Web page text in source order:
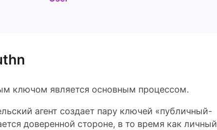
ключом является основным процессом.
агент создает пару ключей «публичный-
доверенной стороне, в то время как личный